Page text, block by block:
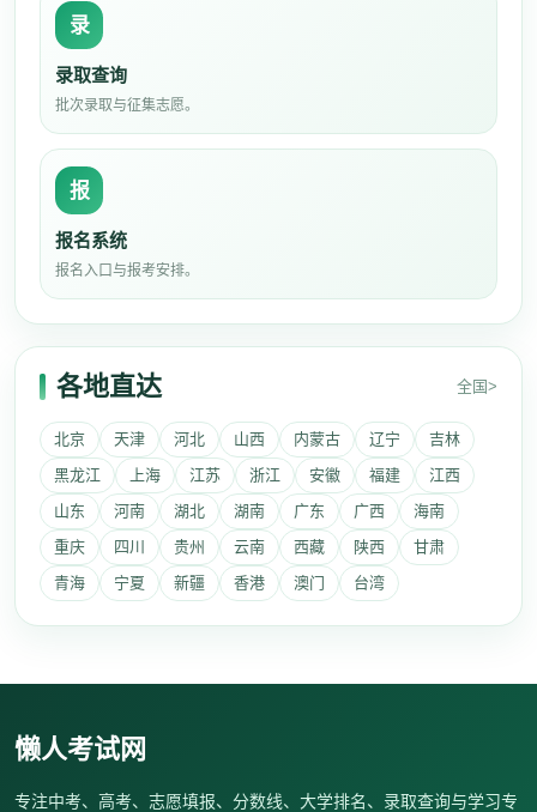
录
录取查询
批次录取与征集志愿。
报
报名系统
报名入口与报考安排。
各地直达 全国>
北京 天津 河北 山西 内蒙古 辽宁
吉林
黑龙江
上海 江苏 浙江 安徽 福建
江西
山东
河南 湖北 湖南 广东 广西
海南
重庆
四川 贵州 云南 西藏 陕西
甘肃
青海
宁夏 新疆 香港 澳门 台湾
懒人考试网
专注中考、高考、志愿填报、分数线、大学排名、录取查询与学习专